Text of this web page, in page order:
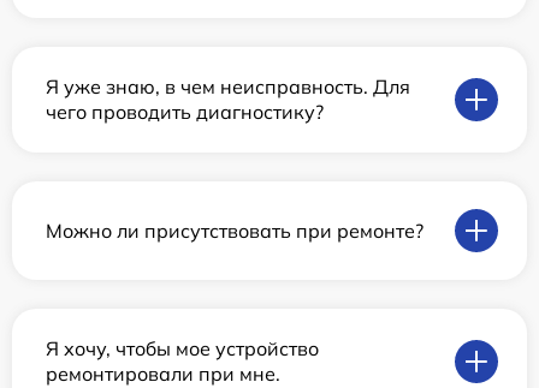
Я уже знаю, в чем неисправность. Для
чего проводить диагностику?
Можно ли присутствовать при ремонте?
Я хочу, чтобы мое устройство
ремонтировали при мне.